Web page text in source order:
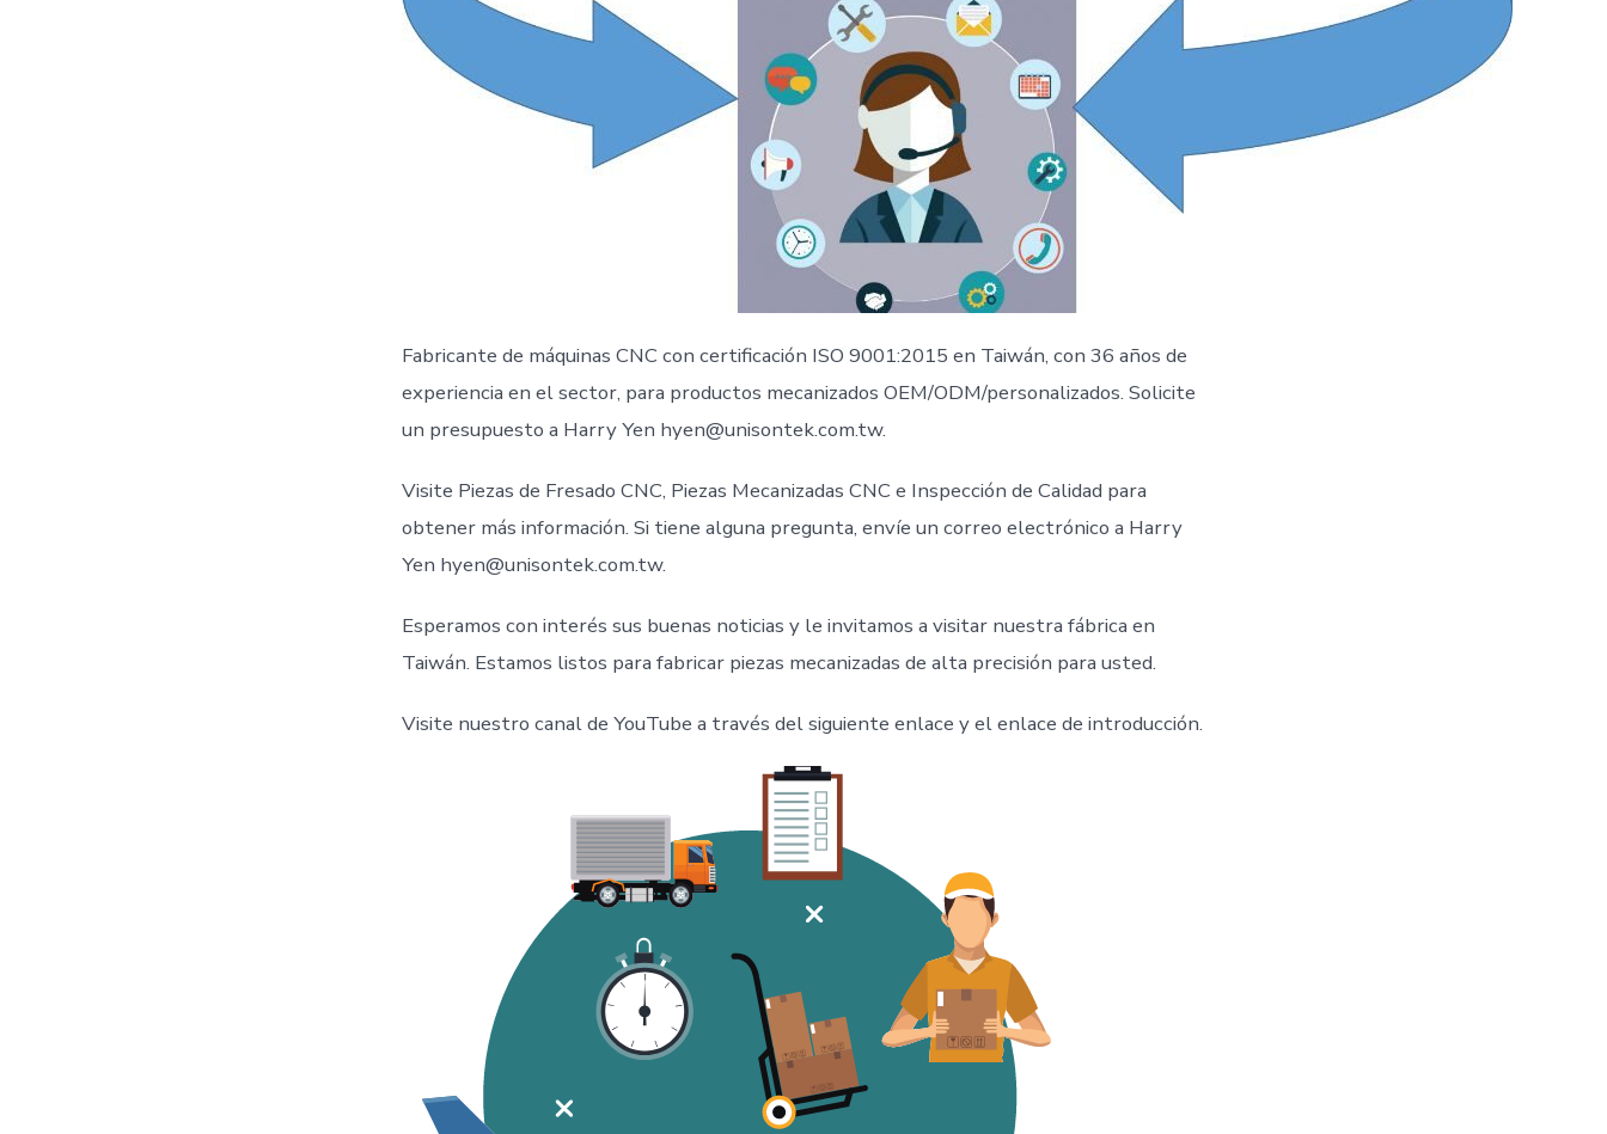
Fabricante de máquinas CNC con certificación ISO 9001:2015 en Taiwán, con 36 años de
experiencia en el sector, para productos mecanizados OEM/ODM/personalizados. Solicite
un presupuesto a Harry Yen hyen@unisontek.com.tw.
Visite Piezas de Fresado CNC, Piezas Mecanizadas CNC e Inspección de Calidad para
obtener más información. Si tiene alguna pregunta, envíe un correo electrónico a Harry
Yen hyen@unisontek.com.tw.
Esperamos con interés sus buenas noticias y le invitamos a visitar nuestra fábrica en
Taiwán. Estamos listos para fabricar piezas mecanizadas de alta precisión para usted.
Visite nuestro canal de YouTube a través del siguiente enlace y el enlace de introducción.